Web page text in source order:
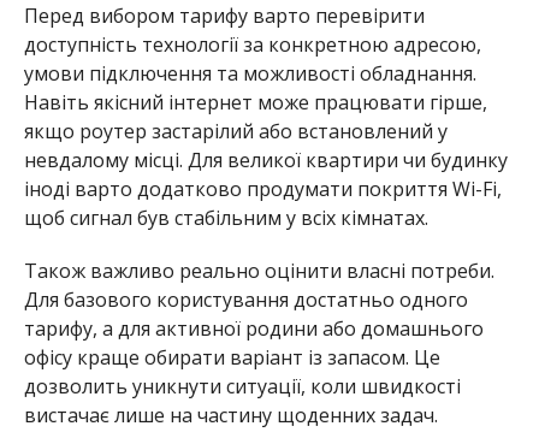
Перед вибором тарифу варто перевірити
доступність технології за конкретною адресою,
умови підключення та можливості обладнання.
Навіть якісний інтернет може працювати гірше,
якщо роутер застарілий або встановлений у
невдалому місці. Для великої квартири чи будинку
іноді варто додатково продумати покриття Wi-Fi,
щоб сигнал був стабільним у всіх кімнатах.
Також важливо реально оцінити власні потреби.
Для базового користування достатньо одного
тарифу, а для активної родини або домашнього
офісу краще обирати варіант із запасом. Це
дозволить уникнути ситуації, коли швидкості
вистачає лише на частину щоденних задач.